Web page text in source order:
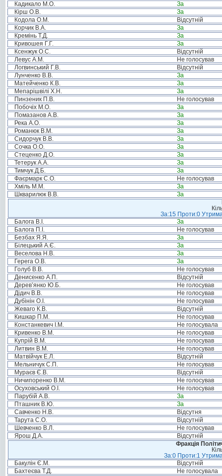
Кадикало М.О.
За
Кірш О.В.
За
Кодола О.М.
Відсутній
Корчик В.А.
За
Кремінь Т.Д.
За
Кривошея Г.Г.
За
Ксенжук О.С.
Відсутній
Левус А.М.
Не голосував
Логвинський Г.В.
Відсутній
Лунченко В.В.
За
Матейченко К.В.
За
Мепарішвілі Х.Н.
За
Пинзеник П.В.
Не голосував
Побочіх М.О.
За
Помазанов А.В.
За
Река А.О.
За
Романюк В.М.
За
Сидорчук В.В.
За
Сочка О.О.
За
Стеценко Д.О.
За
Тетерук А.А.
За
Тимчук Д.Б.
За
Фаєрмарк С.О.
Не голосував
Хміль М.М.
За
Шкварилюк В.В.
За
За:15 Проти:0
Балога В.І.
За
Балога П.І.
Не голосував
Безбах Я.Я.
За
Білецький А.Є.
За
Веселова Н.В.
За
Герега О.В.
За
Голуб В.В.
Не голосував
Денисенко А.П.
Відсутній
Дерев’янко Ю.Б.
Не голосував
Дідич В.В.
Не голосував
Дубінін О.І.
Не голосував
Жеваго К.В.
Відсутній
Кишкар П.М.
Не голосував
Констанкевич І.М.
Не голосувала
Кривенко В.М.
Не голосував
Купрій В.М.
Не голосував
Литвин В.М.
Не голосував
Матвійчук Е.Л.
Відсутній
Мельничук С.П.
Не голосував
Мураєв Є.В.
Відсутній
Ничипоренко В.М.
Не голосував
Осуховський О.І.
Не голосував
Парубій А.В.
За
Пташник В.Ю.
За
Савченко Н.В.
Відсутня
Тарута С.О.
Відсутній
Шевченко В.Л.
Не голосував
Ярош Д.А.
Відсутній
Фракція
За:0 Проти:1
Бакулін Є.М.
Відсутній
Бахтеєва Т.Д.
Не голосувала